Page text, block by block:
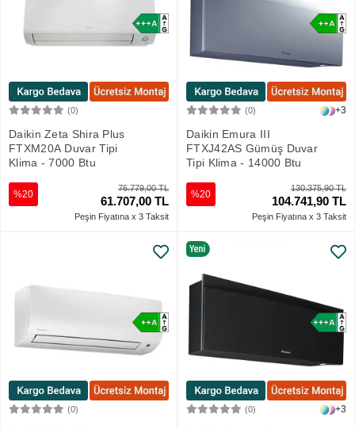
(0)
Daikin Zeta Shira Plus
FTXM20A Duvar Tipi
Klima - 7000 Btu
76.779,00 TL
61.707,00 TL
%20
Peşin Fiyatına x 3 Taksit
(0) +3
Daikin Emura III
FTXJ42AS Gümüş Duvar
Tipi Klima - 14000 Btu
130.375,90 TL
104.741,90 TL
%20
Peşin Fiyatına x 3 Taksit
(0) (0) +3